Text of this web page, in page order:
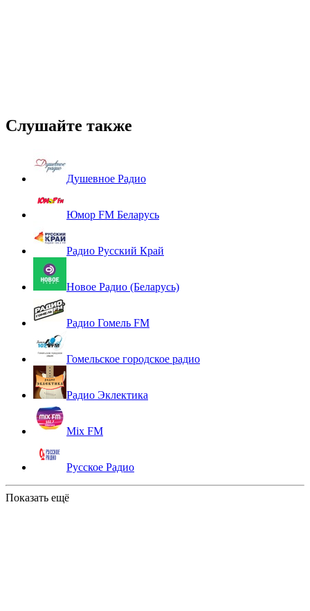
Слушайте также
Душевное Радио
Юмор FM Беларусь
Радио Русский Край
Новое Радио (Беларусь)
Радио Гомель FM
Гомельское городское радио
Радио Эклектика
Mix FM
Русское Радио
Показать ещё